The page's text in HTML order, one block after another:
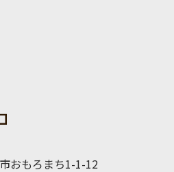
おもろまち1-1-12